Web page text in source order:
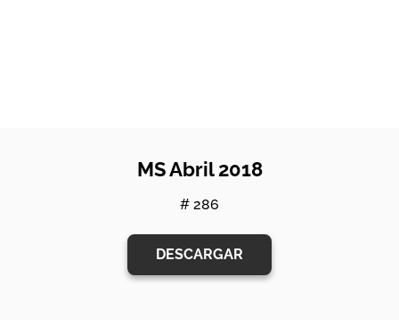
MS Abril 2018
# 286
DESCARGAR